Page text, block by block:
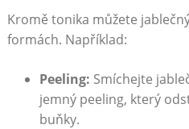
Kromě tonika můžete
formách. Například:
Peeling: Smíchejte
jemný peeling, který
buňky.